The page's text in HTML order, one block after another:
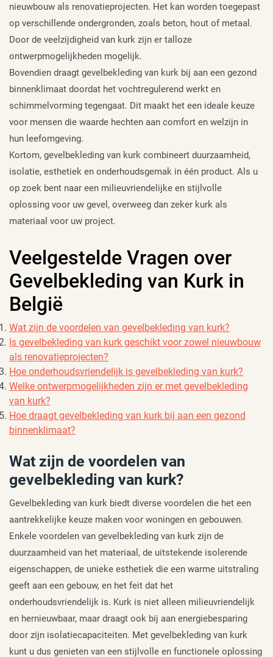
nieuwbouw als renovatieprojecten. Het kan worden toegepast
op verschillende ondergronden, zoals beton, hout of metaal.
Door de veelzijdigheid van kurk zijn er talloze
ontwerpmogelijkheden mogelijk.
Bovendien draagt gevelbekleding van kurk bij aan een gezond
binnenklimaat doordat het vochtregulerend werkt en
schimmelvorming tegengaat. Dit maakt het een ideale keuze
voor mensen die waarde hechten aan comfort en welzijn in
hun leefomgeving.
Kortom, gevelbekleding van kurk combineert duurzaamheid,
isolatie, esthetiek en onderhoudsgemak in één product. Als u
op zoek bent naar een milieuvriendelijke en stijlvolle
oplossing voor uw gevel, overweeg dan zeker kurk als
materiaal voor uw project.
Veelgestelde Vragen over
Gevelbekleding van Kurk in
België
Wat zijn de voordelen van gevelbekleding van kurk?
Is gevelbekleding van kurk geschikt voor zowel nieuwbouw
als renovatieprojecten?
Hoe onderhoudsvriendelijk is gevelbekleding van kurk?
Welke ontwerpmogelijkheden zijn er met gevelbekleding
van kurk?
Hoe draagt gevelbekleding van kurk bij aan een gezond
binnenklimaat?
Wat zijn de voordelen van
gevelbekleding van kurk?
Gevelbekleding van kurk biedt diverse voordelen die het een
aantrekkelijke keuze maken voor woningen en gebouwen.
Enkele voordelen van gevelbekleding van kurk zijn de
duurzaamheid van het materiaal, de uitstekende isolerende
eigenschappen, de unieke esthetiek die een warme uitstraling
geeft aan een gebouw, en het feit dat het
onderhoudsvriendelijk is. Kurk is niet alleen milieuvriendelijk
en hernieuwbaar, maar draagt ook bij aan energiebesparing
door zijn isolatiecapaciteiten. Met gevelbekleding van kurk
kunt u dus genieten van een stijlvolle en functionele oplossing